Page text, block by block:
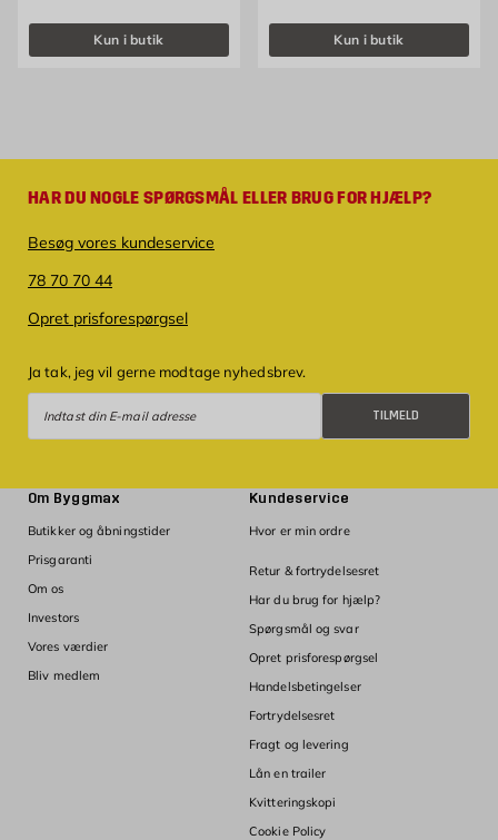
Kun i butik Kun i butik
HAR DU NOGLE SPØRGSMÅL ELLER BRUG FOR HJÆLP?
Besøg vores kundeservice
78 70 70 44
Opret prisforespørgsel
Ja tak, jeg vil gerne modtage nyhedsbrev.
TILMELD
Om Byggmax
Butikker og åbningstider
Prisgaranti
Om os
Investors
Vores værdier
Bliv medlem
Kundeservice
Hvor er min ordre
Retur & fortrydelsesret
Har du brug for hjælp?
Spørgsmål og svar
Opret prisforespørgsel
Handelsbetingelser
Fortrydelsesret
Fragt og levering
Lån en trailer
Kvitteringskopi
Cookie Policy